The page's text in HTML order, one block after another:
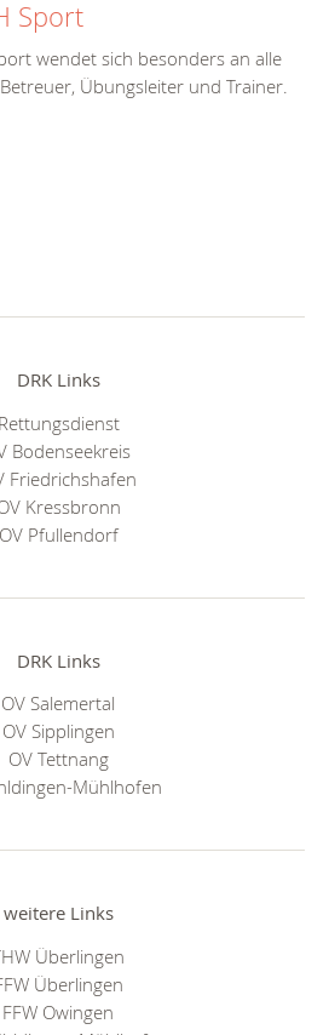
Sport
wendet sich besonders an alle
Übungsleiter und Trainer.
DRK Links
Rettungsdienst
Bodenseekreis
Friedrichshafen
Kressbronn
OV Pfullendorf
DRK Links
OV Salemertal
OV Sipplingen
OV Tettnang
Mühlhofen
weitere Links
Überlingen
Überlingen
FFW Owingen